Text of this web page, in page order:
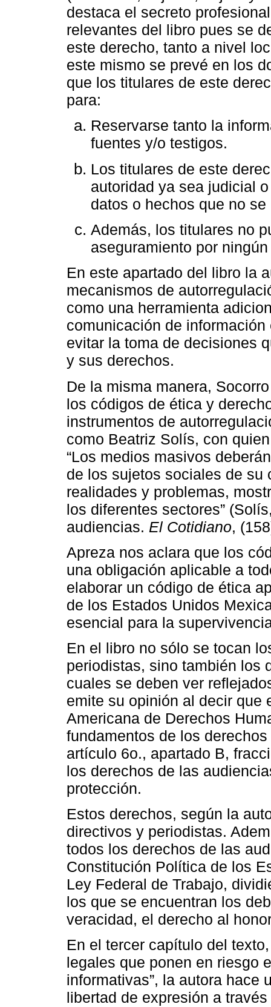
destaca el secreto
relevantes del libro pues se
este derecho, tanto a nivel
este mismo se prevé en los
que los titulares de este
para:
Reservarse tanto la
fuentes y/o testigos.
Los titulares de este
autoridad ya sea judicial
datos o hechos que no
Además, los titulares no
aseguramiento por
En este apartado del libro la
mecanismos de
como una herramienta
comunicación de
evitar la toma de decisiones
y sus derechos.
De la misma manera,
los códigos de ética y
instrumentos de
como Beatriz Solís, con
“Los medios masivos
de los sujetos sociales de su
realidades y problemas,
los diferentes sectores”
audiencias. El Cotidiano,
Apreza nos aclara que los
una obligación aplicable a
elaborar un código de ética
de los Estados Unidos
esencial para la
En el libro no sólo se tocan
periodistas, sino también los
cuales se deben ver
emite su opinión al decir que
Americana de Derechos
fundamentos de los
artículo 6o., apartado B,
los derechos de las
protección.
Estos derechos, según la
directivos y periodistas.
todos los derechos de las
Constitución Política de los
Ley Federal de Trabajo,
los que se encuentran los
veracidad, el derecho al
En el tercer capítulo del
legales que ponen en riesgo
informativas”, la autora hace
libertad de expresión a